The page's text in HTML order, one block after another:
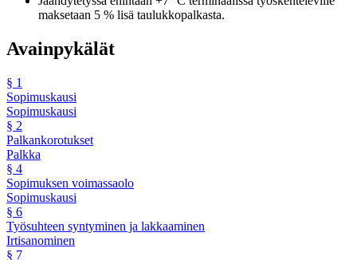
maksetaan 5 % lisä taulukkopalkasta.
Avainpykälät
§ 1
Sopimuskausi
Sopimuskausi
§ 2
Palkankorotukset
Palkka
§ 4
Sopimuksen voimassaolo
Sopimuskausi
§ 6
Työsuhteen syntyminen ja lakkaaminen
Irtisanominen
§ 7